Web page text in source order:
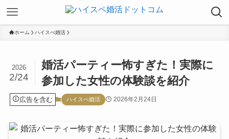
ホーム ハイスぺ婚活
婚活パーティー怖すぎた！実際に
参加した女性の体験談を紹介
2026
2/24
広告を含む ハイスぺ婚活 2026年2月24日